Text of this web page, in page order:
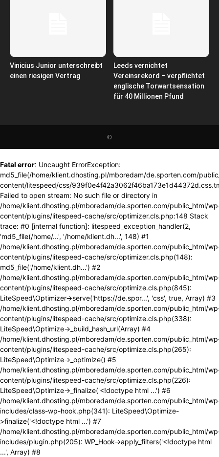
Vinicius Junior unterschreibt
einen riesigen Vertrag
Leeds vernichtet
Vereinsrekord – verpflichtet
englische Torwartsensation
für 40 Millionen Pfund
©
Fatal error: Uncaught ErrorException:
md5_file(/home/klient.dhosting.pl/mboredam/de.sporten.com/
content/litespeed/css/
Failed to open stream: No such file or directory in
/home/klient.dhosting.pl/mboredam/de.sporten.com/public_html/
content/plugins/litespeed-cache/src/optimizer.cls.php:148 Stack
trace: #0 [internal function]: litespeed_exception_handler(2,
'md5_file(/home/...', '/home/klient.dh...', 148) #1
/home/klient.dhosting.pl/mboredam/de.sporten.com/public_html/
content/plugins/litespeed-cache/src/optimizer.cls.php(148):
md5_file('/home/klient.dh...') #2
/home/klient.dhosting.pl/mboredam/de.sporten.com/public_html/
content/plugins/litespeed-cache/src/optimize.cls.php(845):
LiteSpeed\Optimizer->serve('https://de.spor...', 'css', true, Array) #3
/home/klient.dhosting.pl/mboredam/de.sporten.com/public_html/
content/plugins/litespeed-cache/src/optimize.cls.php(338):
LiteSpeed\Optimize->_build_hash_url(Array) #4
/home/klient.dhosting.pl/mboredam/de.sporten.com/public_html/
content/plugins/litespeed-cache/src/optimize.cls.php(265):
LiteSpeed\Optimize->_optimize() #5
/home/klient.dhosting.pl/mboredam/de.sporten.com/public_html/
content/plugins/litespeed-cache/src/optimize.cls.php(226):
LiteSpeed\Optimize->_finalize('<!doctype html ...') #6
/home/klient.dhosting.pl/mboredam/de.sporten.com/public_html/
includes/class-wp-hook.php(341): LiteSpeed\Optimize-
>finalize('<!doctype html ...') #7
/home/klient.dhosting.pl/mboredam/de.sporten.com/public_html/
includes/plugin.php(205): WP_Hook->apply_filters('<!doctype html
...', Array) #8